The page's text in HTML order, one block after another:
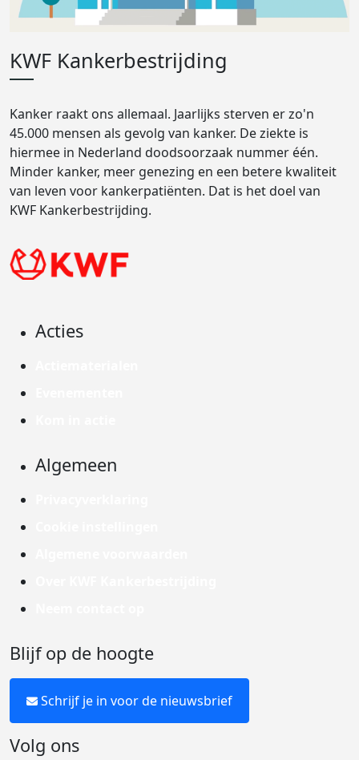
KWF Kankerbestrijding
Kanker raakt ons allemaal. Jaarlijks sterven er zo'n
45.000 mensen als gevolg van kanker. De ziekte is
hiermee in Nederland doodsoorzaak nummer één.
Minder kanker, meer genezing en een betere kwaliteit
van leven voor kankerpatiënten. Dat is het doel van
KWF Kankerbestrijding.
Acties
Algemeen
Blijf op de hoogte
Schrijf je in voor de nieuwsbrief
Volg ons